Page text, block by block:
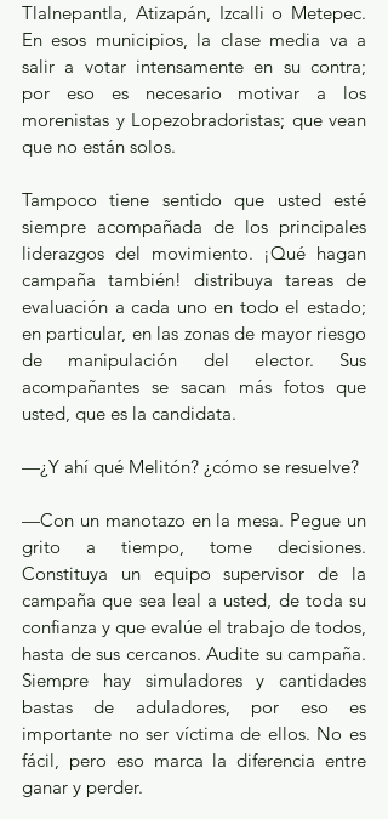
Tlalnepantla, Atizapán, Izcalli o Metepec.
En esos municipios, la clase media va a
salir a votar intensamente en su contra;
por eso es necesario motivar a los
morenistas y Lopezobradoristas; que vean
que no están solos.
Tampoco tiene sentido que usted esté
siempre acompañada de los principales
liderazgos del movimiento. ¡Qué hagan
campaña también! distribuya tareas de
evaluación a cada uno en todo el estado;
en particular, en las zonas de mayor riesgo
de manipulación del elector. Sus
acompañantes se sacan más fotos que
usted, que es la candidata.
—¿Y ahí qué Melitón? ¿cómo se resuelve?
—Con un manotazo en la mesa. Pegue un
grito a tiempo, tome decisiones.
Constituya un equipo supervisor de la
campaña que sea leal a usted, de toda su
confianza y que evalúe el trabajo de todos,
hasta de sus cercanos. Audite su campaña.
Siempre hay simuladores y cantidades
bastas de aduladores, por eso es
importante no ser víctima de ellos. No es
fácil, pero eso marca la diferencia entre
ganar y perder.